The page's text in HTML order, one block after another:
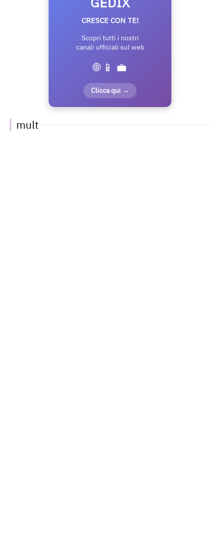
CRESCE CON TE!
Scopri tutti i nostri
canali ufficiali sul web
🌐 📱 💼
Clicca qui →
mult